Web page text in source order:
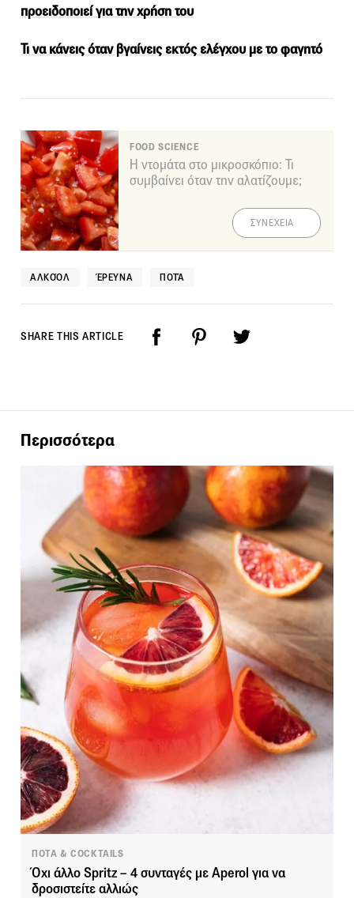
προειδοποιεί για την χρήση του
Τι να κάνεις όταν βγαίνεις εκτός ελέγχου με το φαγητό
FOOD SCIENCE
Η ντομάτα στο μικροσκόπιο: Τι
συμβαίνει όταν την αλατίζουμε;
ΣΥΝΕΧΕΙΑ
ΑΛΚΟΌΛ ΈΡΕΥΝΑ ΠΟΤΆ
SHARE THIS ARTICLE
Περισσότερα
ΠΟΤΑ & COCKTAILS
Όχι άλλο Spritz – 4 συνταγές με Aperol για να
δροσιστείτε αλλιώς